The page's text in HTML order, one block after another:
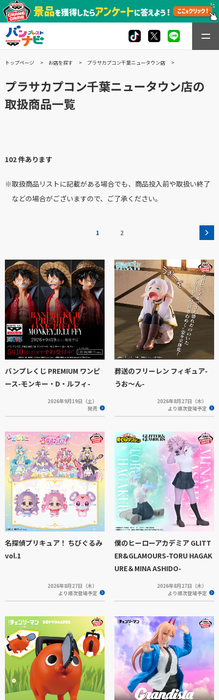
トップページ お店を探す プラサカプコン千葉ニュータウン店
プラサカプコン千葉ニュータウン店の
取扱商品一覧
102 件あります
※取扱商品リストに記載がある場合でも、商品投入前や取扱い終了
などの場合がございますので、ご了承ください。
1 2
バンプレくじ PREMIUM ワンピ
ース-モンキー・D・ルフィ-
2026年9月19日（土）
発売
葬送のフリーレン フィギュア-
うお～ん-
2026年8月27日（木）
より順次登場予定
名探偵プリキュア！ ちびぐるみ
vol.1
2026年8月27日（木）
より順次登場予定
僕のヒーローアカデミア GLITT
ER&GLAMOURS-TORU HAGAK
URE＆MINA ASHIDO-
2026年8月27日（木）
より順次登場予定